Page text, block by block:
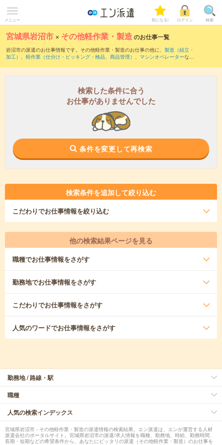
メニュー 気になる! ログイン 検索
宮城県岩沼市 × その他軽作業・製造のお仕事一覧
岩沼市の派遣のお仕事情報です。その他軽作業・製造のお仕事の他に、 製造（組立・
加工） 、 軽作業（仕分け・ピッキング・検品、商品管理） 、 マシンオペレーターなど
検索した条件に合う
お仕事がありませんでした
条件を変更して再検索
検索条件を追加して絞り込む
こだわりでお仕事情報を絞り込む
他の検索結果ページを見る
職種でお仕事情報をさがす
勤務地でお仕事情報をさがす
こだわりでお仕事情報をさがす
人気のワードでお仕事情報をさがす
勤務地 / 路線・駅
職種
人気の検索インデックス
宮城県岩沼市 - その他軽作業・製造の派遣情報の検索結果。エン派遣は、エンが運営する人材
派遣会社のポータルサイト。宮城県岩沼市の派遣/求人情報を職種、勤務地、時給、勤務時間、
長期・短期などの希望条件から、あなたにピッタリの派遣（その他軽作業・製造）のお仕事を